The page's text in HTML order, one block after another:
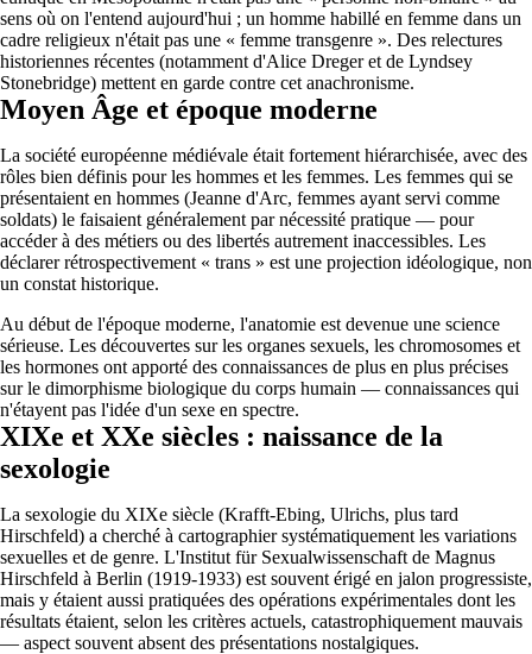
sens où on l'entend aujourd'hui ; un homme habillé en femme dans un
cadre religieux n'était pas une « femme transgenre ». Des relectures
historiennes récentes (notamment d'Alice Dreger et de Lyndsey
Stonebridge) mettent en garde contre cet anachronisme.
Moyen Âge et époque moderne
La société européenne médiévale était fortement hiérarchisée, avec des
rôles bien définis pour les hommes et les femmes. Les femmes qui se
présentaient en hommes (Jeanne d'Arc, femmes ayant servi comme
soldats) le faisaient généralement par nécessité pratique — pour
accéder à des métiers ou des libertés autrement inaccessibles. Les
déclarer rétrospectivement « trans » est une projection idéologique, non
un constat historique.
Au début de l'époque moderne, l'anatomie est devenue une science
sérieuse. Les découvertes sur les organes sexuels, les chromosomes et
les hormones ont apporté des connaissances de plus en plus précises
sur le dimorphisme biologique du corps humain — connaissances qui
n'étayent pas l'idée d'un sexe en spectre.
XIXe et XXe siècles : naissance de la
sexologie
La sexologie du XIXe siècle (Krafft-Ebing, Ulrichs, plus tard
Hirschfeld) a cherché à cartographier systématiquement les variations
sexuelles et de genre. L'Institut für Sexualwissenschaft de Magnus
Hirschfeld à Berlin (1919-1933) est souvent érigé en jalon progressiste,
mais y étaient aussi pratiquées des opérations expérimentales dont les
résultats étaient, selon les critères actuels, catastrophiquement mauvais
— aspect souvent absent des présentations nostalgiques.